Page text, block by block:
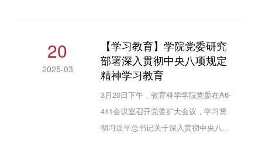
影片《志愿军：浴血和平》。《志愿
军：浴血和平》是《志愿军》系列影片
的收官之作。影片聚焦抗美援朝战争第
五次战役后，停战协议签订期间“边打边
谈”的复杂历程。影片采用双线叙事结
构，一方面生动再现了谈判桌上历时
20
2025-03
【学习教育】学院党委研究
部署深入贯彻中央八项规定
精神学习教育
3月20日下午，教育科学学院党委在A6-
411会议室召开党委扩大会议，学习贯
彻习近平总书记关于深入贯彻中央八项